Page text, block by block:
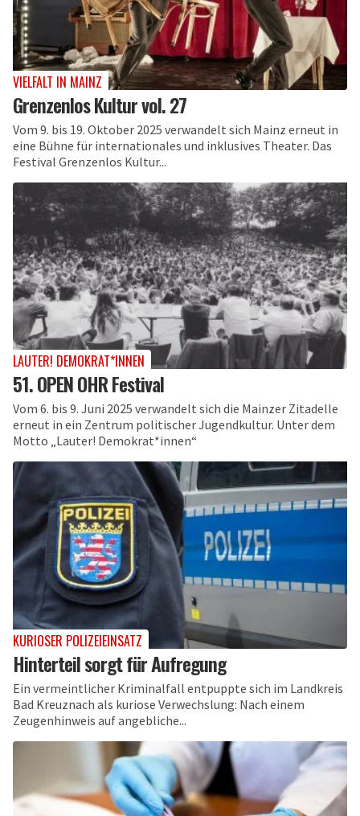
VIELFALT IN MAINZ
Grenzenlos Kultur vol. 27
Vom 9. bis 19. Oktober 2025 verwandelt sich Mainz erneut in
eine Bühne für internationales und inklusives Theater. Das
Festival Grenzenlos Kultur...
LAUTER! DEMOKRAT*INNEN
51. OPEN OHR Festival
Vom 6. bis 9. Juni 2025 verwandelt sich die Mainzer Zitadelle
erneut in ein Zentrum politischer Jugendkultur. Unter dem
Motto „Lauter! Demokrat*innen“
KURIOSER POLIZEIEINSATZ
Hinterteil sorgt für Aufregung
Ein vermeintlicher Kriminalfall entpuppte sich im Landkreis
Bad Kreuznach als kuriose Verwechslung: Nach einem
Zeugenhinweis auf angebliche...